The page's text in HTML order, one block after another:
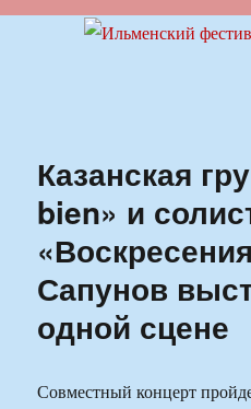
Ильменский
Казанская
bien» и
Сапунов
одной сцене
Совместный концерт